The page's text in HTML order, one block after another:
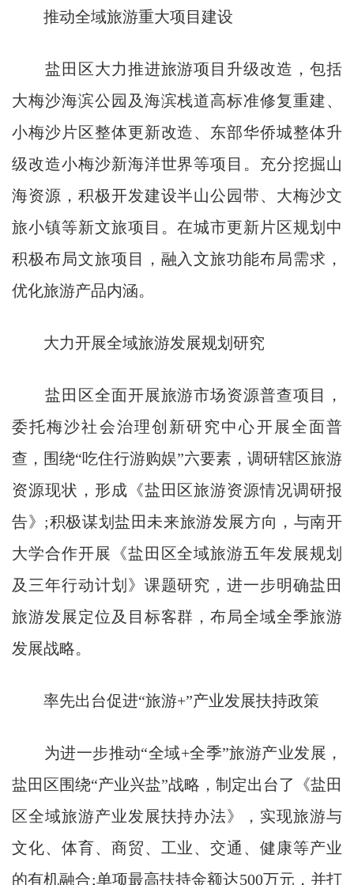
推动全域旅游重大项目建设
盐田区大力推进旅游项目升级改造，包括
大梅沙海滨公园及海滨栈道高标准修复重建、
小梅沙片区整体更新改造、东部华侨城整体升
级改造小梅沙新海洋世界等项目。充分挖掘山
海资源，积极开发建设半山公园带、大梅沙文
旅小镇等新文旅项目。在城市更新片区规划中
积极布局文旅项目，融入文旅功能布局需求，
优化旅游产品内涵。
大力开展全域旅游发展规划研究
盐田区全面开展旅游市场资源普查项目，
委托梅沙社会治理创新研究中心开展全面普
查，围绕“吃住行游购娱”六要素，调研辖区旅游
资源现状，形成《盐田区旅游资源情况调研报
告》;积极谋划盐田未来旅游发展方向，与南开
大学合作开展《盐田区全域旅游五年发展规划
及三年行动计划》课题研究，进一步明确盐田
旅游发展定位及目标客群，布局全域全季旅游
发展战略。
率先出台促进“旅游+”产业发展扶持政策
为进一步推动“全域+全季”旅游产业发展，
盐田区围绕“产业兴盐”战略，制定出台了《盐田
区全域旅游产业发展扶持办法》，实现旅游与
文化、体育、商贸、工业、交通、健康等产业
的有机融合;单项最高扶持金额达500万元，并打